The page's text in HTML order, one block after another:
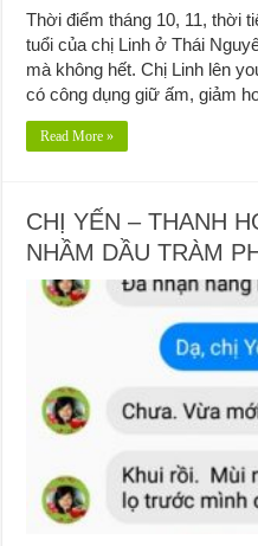
Thời điểm tháng 10, 11, thời
tuổi của chị Linh ở Thái
mà không hết. Chị Linh lên
có công dụng giữ ấm, giảm
Read More »
CHỊ YẾN – THANH
NHẦM DẦU TRÀM